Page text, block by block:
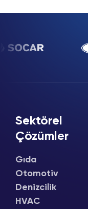
Sektörel
Çözümler
Gıda
Otomotiv
Denizcilik
HVAC